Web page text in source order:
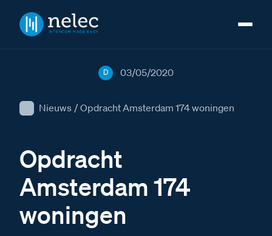
Nieuws / Opdracht Amsterdam 174 woningen
D 03/05/2020
Opdracht
Amsterdam 174
woningen